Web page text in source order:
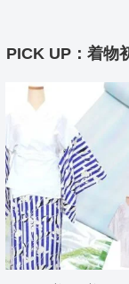
PICK UP：着物